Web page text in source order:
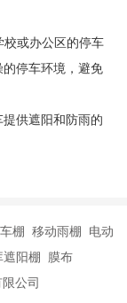
校或办公区的停车
停车环境，避免
供遮阳和防雨的
棚 移动雨棚 电动
阳棚 膜布
公司